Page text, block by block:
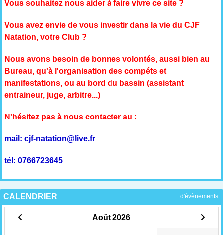
Vous souhaitez nous aider à faire vivre ce site ?
Vous avez envie de vous investir dans la vie du CJF
Natation, votre Club ?
Nous avons besoin de bonnes volontés, aussi bien au
Bureau, qu'à l'organisation des compéts et
manifestations, ou au bord du bassin (assistant
entraineur, juge, arbitre...)
N'hésitez pas à nous contacter au :
mail: cjf-natation@live.fr
tél: 0766723645
CALENDRIER
Août 2026
+ d'évènements